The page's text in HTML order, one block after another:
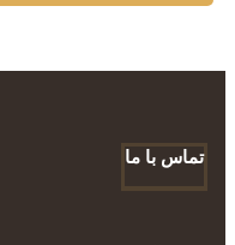
تماس با ما